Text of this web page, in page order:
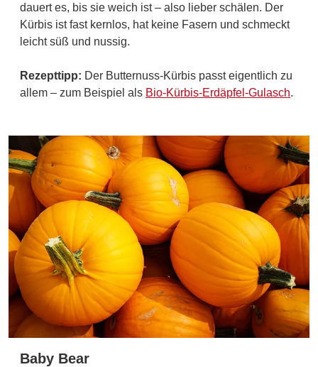
dauert es, bis sie weich ist – also lieber schälen. Der
Kürbis ist fast kernlos, hat keine Fasern und schmeckt
leicht süß und nussig.
Rezepttipp: Der Butternuss-Kürbis passt eigentlich zu
allem – zum Beispiel als Bio-Kürbis-Erdäpfel-Gulasch.
Baby Bear